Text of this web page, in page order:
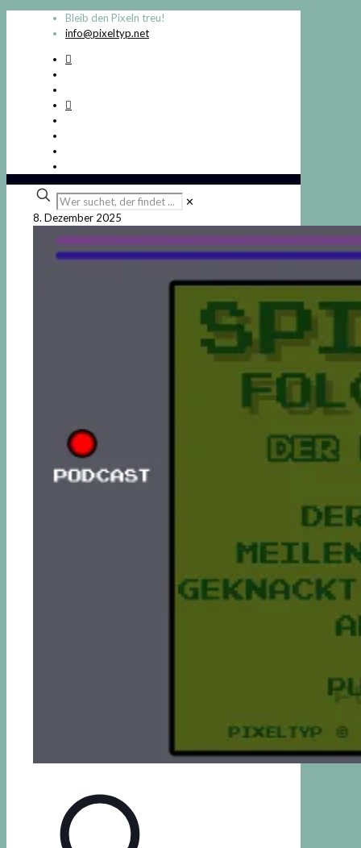
Bleib den Pixeln treu!
info@pixeltyp.net
Wer
suchet,
der
findet
...
✕
8. Dezember 2025